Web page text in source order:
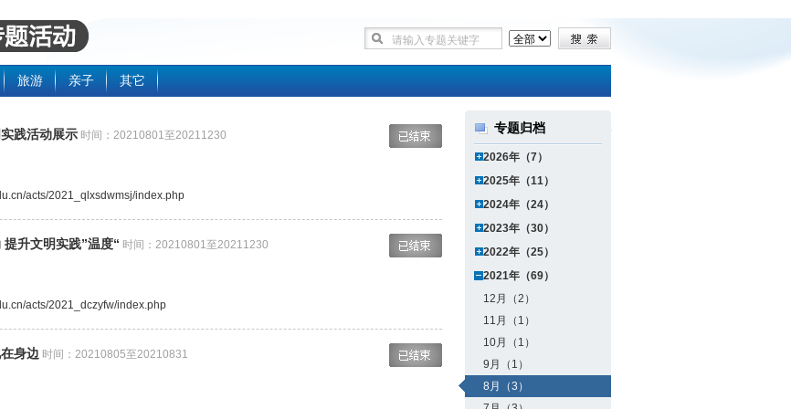
旅游 亲子 其它
践活动展示 时间：20210801至20211230
acts/2021_qlxsdwmsj/index.php
升文明实践”温度“ 时间：20210801至20211230
acts/2021_dczyfw/index.php
身边 时间：20210805至20210831
专题归档
2026年（7）
2025年（11）
2024年（24）
2023年（30）
2022年（25）
2021年（69）
12月（2）
11月（1）
10月（1）
9月（1）
8月（3）